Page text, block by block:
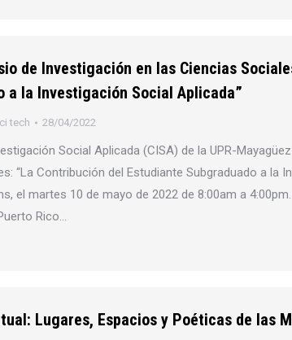
de Investigación en las Ciencias
a la Investigación Social Aplicada”
tech 28/04/2022
Social Aplicada (CISA) de la UPR-
“La Contribución del Estudiante Subgraduado a la
el martes 10 de mayo de 2022 de 8:00am a
Rico…
Lugares, Espacios y Poéticas de las